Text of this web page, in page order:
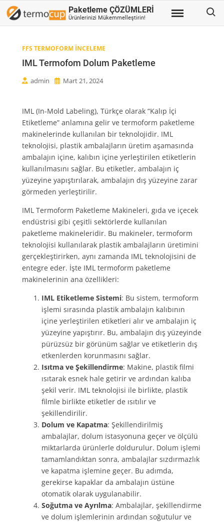
Skip
content
Paketleme ÇÖZÜMLERİ
Ürünlerinizi Mükemmelleştirin!
FFS TERMOFORM INCELEME
IML Termofom Dolum Paketleme
admin Mart 21, 2024
IML (In-Mold Labeling), Türkçe olarak “Kalıp İçi
Etiketleme” anlamına gelir ve termoform paketleme
makinelerinde kullanılan bir teknolojidir. IML
teknolojisi, plastik ambalajların üretim aşamasında
ambalajın içine, kalıbın içine yerleştirilen etiketlerin
kullanılmasını sağlar. Bu etiketler, ambalajın iç
yüzeyine yapıştırılarak, ambalajın dış yüzeyine zarar
görmeden yerleştirilir.
IML Termoform Paketleme Makineleri, gıda ve içecek
endüstrisi gibi çeşitli sektörlerde kullanılan
paketleme makineleridir. Bu makineler, termoform
teknolojisi kullanılarak plastik ambalajların üretimini
gerçekleştirirken, aynı zamanda IML teknolojisini de
entegre eder. İşte IML termoform paketleme
makinelerinin ana özellikleri:
IML Etiketleme Sistemi: Bu sistem, termoform
işlemi sırasında plastik ambalajın kalıbının
içine yerleştirilen etiketleri alır ve ambalajın iç
yüzeyine yapıştırır. Bu, ambalajın dış yüzeyinde
pürüzsüz bir görünüm sağlar ve etiketlerin dış
etkenlerden korunmasını sağlar.
Isıtma ve Şekillendirme: Makine, plastik filmi
ısıtarak esnek hale getirir ve ardından kalıba
şekil verir. IML teknolojisi ile birlikte, plastik
filmle birlikte etiketler de ısıtılır ve
şekillendirilir.
Dolum ve Kapatma: Şekillendirilmiş
ambalajlar, dolum istasyonuna geçer ve ölçülü
miktarlarda ürünlerle doldurulur. Dolum işlemi
tamamlandıktan sonra, ambalajlar sızdırmazlık
ve kapatma işlemine geçer. Bu adımda,
gerekirse kapaklar da ambalajın üstüne
otomatik olarak uygulanabilir.
Soğutma ve Ayrılma: Ambalajlar, şekillendirme
ve dolum işlemlerinin ardından soğutulur ve